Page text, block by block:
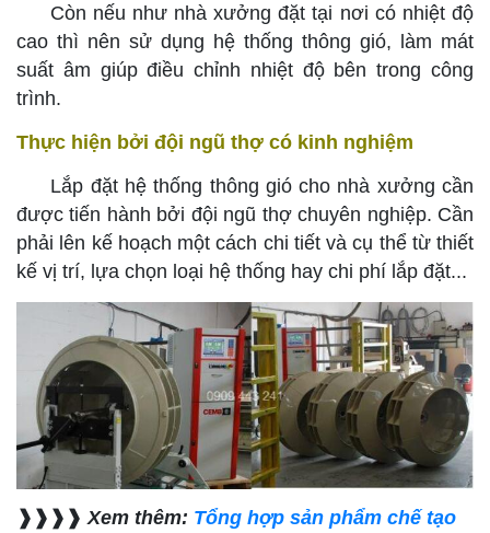
Còn nếu như nhà xưởng đặt tại nơi có nhiệt độ
cao thì nên sử dụng hệ thống thông gió, làm mát
suất âm giúp điều chỉnh nhiệt độ bên trong công
trình.
Thực hiện bởi đội ngũ thợ có kinh nghiệm
Lắp đặt hệ thống thông gió cho nhà xưởng cần
được tiến hành bởi đội ngũ thợ chuyên nghiệp. Cần
phải lên kế hoạch một cách chi tiết và cụ thể từ thiết
kế vị trí, lựa chọn loại hệ thống hay chi phí lắp đặt...
❱❱❱ ❱Xem thêm: Tổng hợp sản phẩm chế tạo